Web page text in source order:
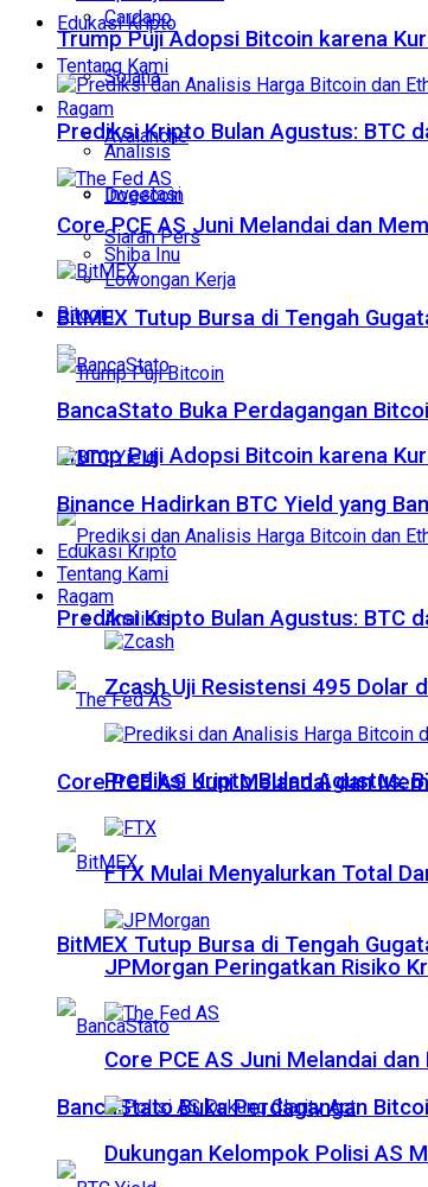
Edukasi Kripto
Tentang Kami
Ragam
Analisis
Investasi
Siaran Pers
Lowongan Kerja
Cardano
Solana
Avalanche
Dogecoin
Shiba Inu
Bitcoin
Trump Puji Adopsi Bitcoin karena
Prediksi Kripto Bulan Agustus: BTC
Core PCE AS Juni Melandai dan
BitMEX Tutup Bursa di Tengah
BancaStato Buka Perdagangan
Trump Puji Adopsi Bitcoin karena
Prediksi Kripto Bulan Agustus: BTC
Core PCE AS Juni Melandai dan
BitMEX Tutup Bursa di Tengah
BancaStato Buka Perdagangan
Binance Hadirkan BTC Yield yang
Edukasi Kripto
Tentang Kami
Ragam
Analisis
Zcash Uji Resistensi 495 Dolar
Prediksi Kripto Bulan Agustus:
FTX Mulai Menyalurkan Total
JPMorgan Peringatkan Risiko
Core PCE AS Juni Melandai
Dukungan Kelompok Polisi AS